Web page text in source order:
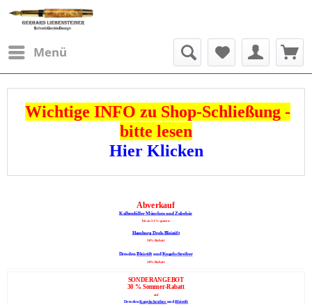
Menü
Wichtige INFO zu Shop-Schließung -
bitte lesen
Hier Klicken
Abverkauf
Kolbenfüller München und Zubehör
bis zu 51 % sparen
Hamburg Dreh-Bleistift
30% Rabatt
DresdenBleistiftundKugelschreiber
30% Rabatt
SONDERANGEBOT
30 % Sommer-Rabatt
auf
DresdenKugelschreiber undBleistift